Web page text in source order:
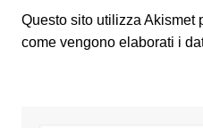
Questo sito utilizza Akismet
come vengono elaborati i